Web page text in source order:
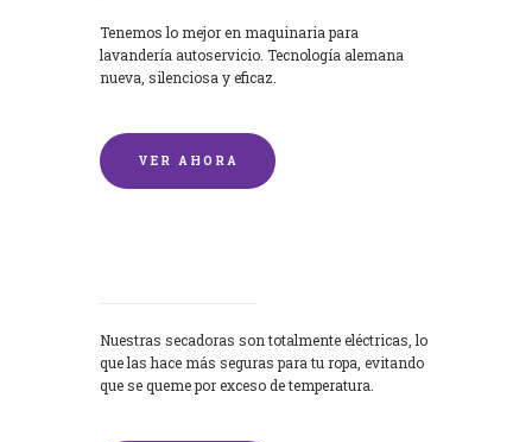
Tenemos lo mejor en maquinaria para
lavandería autoservicio. Tecnología alemana
nueva, silenciosa y eficaz.
VER AHORA
Nuestras secadoras son totalmente eléctricas, lo
que las hace más seguras para tu ropa, evitando
que se queme por exceso de temperatura.